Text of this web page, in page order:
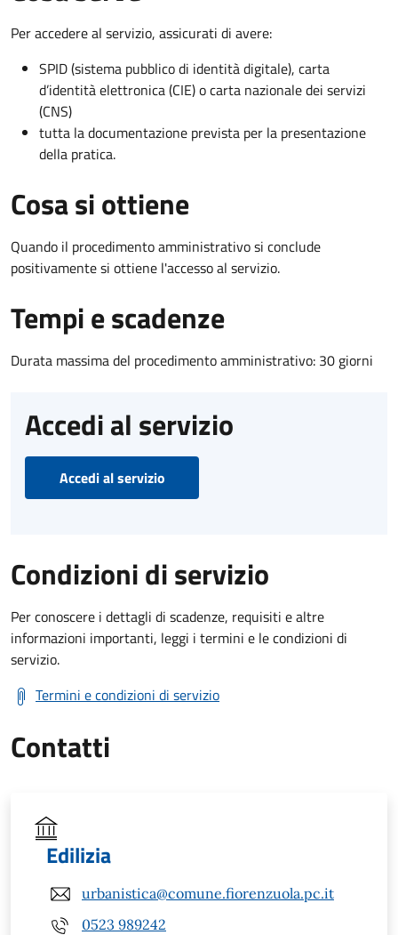
Per accedere al servizio, assicurati di avere:
SPID (sistema pubblico di identità digitale), carta
d’identità elettronica (CIE) o carta nazionale dei servizi
(CNS)
tutta la documentazione prevista per la presentazione
della pratica.
Cosa si ottiene
Quando il procedimento amministrativo si conclude
positivamente si ottiene l'accesso al servizio.
Tempi e scadenze
Durata massima del procedimento amministrativo: 30 giorni
Accedi al servizio
Accedi al servizio
Condizioni di servizio
Per conoscere i dettagli di scadenze, requisiti e altre
informazioni importanti, leggi i termini e le condizioni di
servizio.
Termini e condizioni di servizio
Contatti
Edilizia
urbanistica@comune.fiorenzuola.pc.it
0523 989242